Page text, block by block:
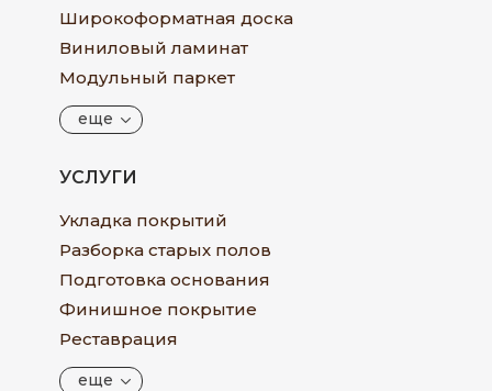
Широкоформатная доска
Виниловый ламинат
Модульный паркет
еще
УСЛУГИ
Укладка покрытий
Разборка старых полов
Подготовка основания
Финишное покрытие
Реставрация
еще